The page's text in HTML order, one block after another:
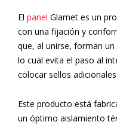
El panel Glamet es un
con una fijación y
que, al unirse, forman
lo cual evita el paso al
colocar sellos adicionales.
Este producto está
un óptimo aislamiento